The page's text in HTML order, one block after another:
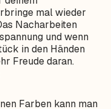
mal wieder
Nacharbeiten
und wenn
in den Händen
Freude daran.
Farben kann man